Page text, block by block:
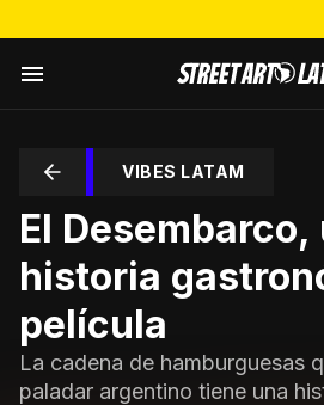
VIBES LATAM
El Desembarco,
historia
película
La cadena de hamburguesas
paladar argentino tiene una